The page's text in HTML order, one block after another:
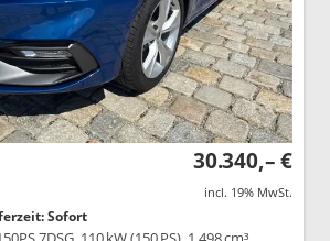
30.340,– €
incl. 19% MwSt.
Sofort